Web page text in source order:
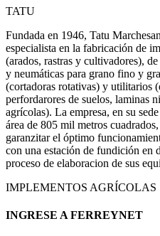
TATU
Fundada en 1946, Tatu
especialista en la fabricación de
(arados, rastras y cultivadores),
y neumáticas para grano fino y
(cortadoras rotativas) y utilitarios
perfordarores de suelos, laminas
agrícolas). La empresa, en su
área de 805 mil metros
garanzitar el óptimo
con una estación de fundición en
proceso de elaboracion de sus
IMPLEMENTOS AGRÍCOLAS
INGRESE A FERREYNET